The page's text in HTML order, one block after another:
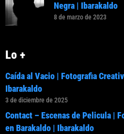
Negra | Ibarakaldo
8 de marzo de 2023
Lo +
Caída al Vacio | Fotografia
Ibarakaldo
3 de diciembre de 2025
Contact – Escenas de Pelicula |
en Barakaldo | Ibarakaldo